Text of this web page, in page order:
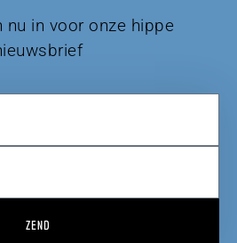
nu in voor onze hippe
ZEND